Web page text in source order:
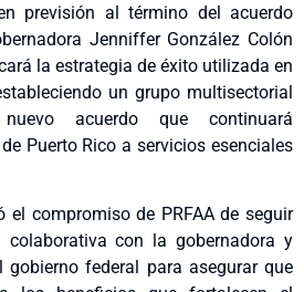
previsión al término del acuerdo
Jenniffer González Colón
la estrategia de éxito utilizada en
un grupo multisectorial
acuerdo que continuará
Puerto Rico a servicios esenciales
el compromiso de PRFAA de seguir
colaborativa con la gobernadora y
gobierno federal para asegurar que